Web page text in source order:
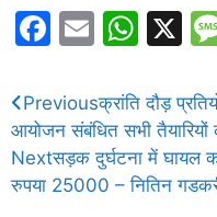
F
c
e
b
o
E
ai
l
W
at
s
A
p
X
Previousक्रांति दौड़
आयोजन संबंधित सभी तैयारियों
Nextसड़क दुर्घटना में घायल
रुपया 25000 – नितिन